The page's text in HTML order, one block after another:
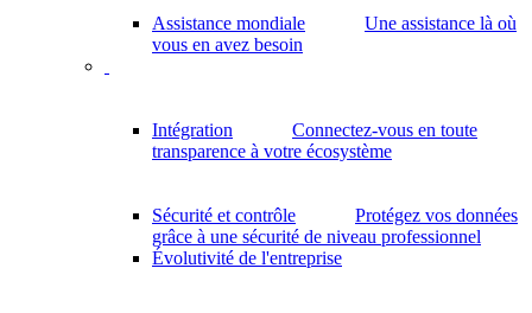
Assistance mondiale
Une assistance là où
vous en avez besoin
Intégration
Connectez-vous en toute
transparence à votre écosystème
Sécurité et contrôle
Protégez vos données
grâce à une sécurité de niveau professionnel
Évolutivité de l'entreprise